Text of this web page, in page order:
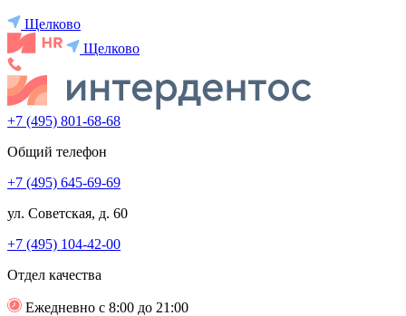
Щелково
Щелково
+7 (495) 801-68-68
Общий телефон
+7 (495) 645-69-69
ул. Советская, д. 60
+7 (495) 104-42-00
Отдел качества
Ежедневно с 8:00 до 21:00